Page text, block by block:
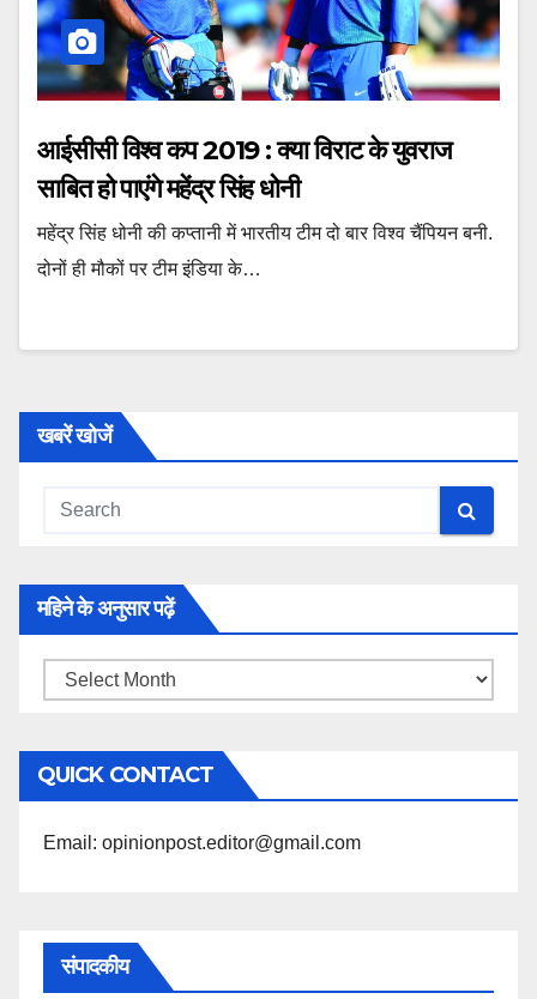
आईसीसी विश्व कप 2019 : क्या विराट के युवराज
साबित हो पाएंगे महेंद्र सिंह धोनी
महेंद्र सिंह धोनी की कप्तानी में भारतीय टीम दो बार विश्व चैंपियन बनी.
दोनों ही मौकों पर टीम इंडिया के…
खबरें खोजें
महिने के अनुसार पढ़ें
महिने
अनुसार
पढ़ें
QUICK CONTACT
Email: opinionpost.editor@gmail.com
संपादकीय